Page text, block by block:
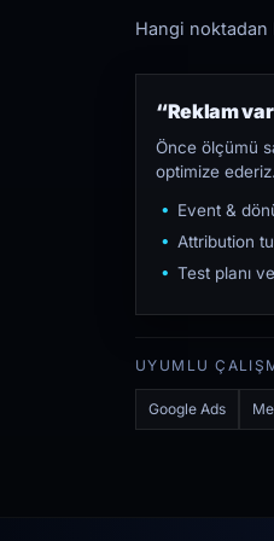
Hangi noktadan
“Reklam
Önce ölçümü
optimize ederiz.
Event &
Attribution
Test planı
UYUMLU
Google Ads